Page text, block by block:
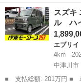
名： スズキ ■ 車種名
ターボスペシャル 両側
ミングチェー...
岐阜 岐阜市 エブ
スズキ
ル ハ
エブリイ
4km
中津川市
■ 支払総額: 201万円 ■ 車両本体価格： 1,899,000 円 ■ メーカー